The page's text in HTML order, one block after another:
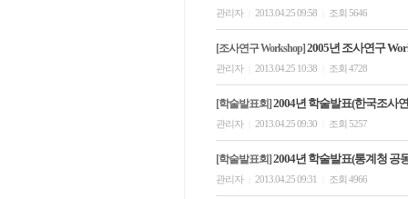
관리자 2013.04.25 09:58 조회 5646
[조사연구 Workshop] 2005년 조사연구
관리자 2013.04.25 10:38 조회 4728
[학술발표회] 2004년 학술발표(한국조사
관리자 2013.04.25 09:30 조회 5257
[학술발표회] 2004년 학술발표(통계청 공
관리자 2013.04.25 09:31 조회 4966